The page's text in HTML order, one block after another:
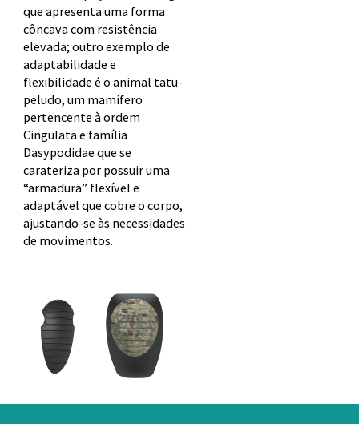
que apresenta uma forma
côncava com resistência
elevada; outro exemplo de
adaptabilidade e
flexibilidade é o animal tatu-
peludo, um mamífero
pertencente à ordem
Cingulata e família
Dasypodidae que se
carateriza por possuir uma
“armadura” flexível e
adaptável que cobre o corpo,
ajustando-se às necessidades
de movimentos.